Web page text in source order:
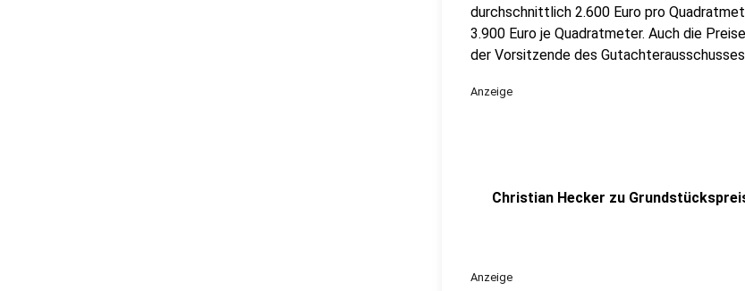
durchschnittlich 2.600 Euro pro
3.900 Euro je Quadratmeter. Auch die
der Vorsitzende des
Anzeige
Christian Hecker zu
Anzeige